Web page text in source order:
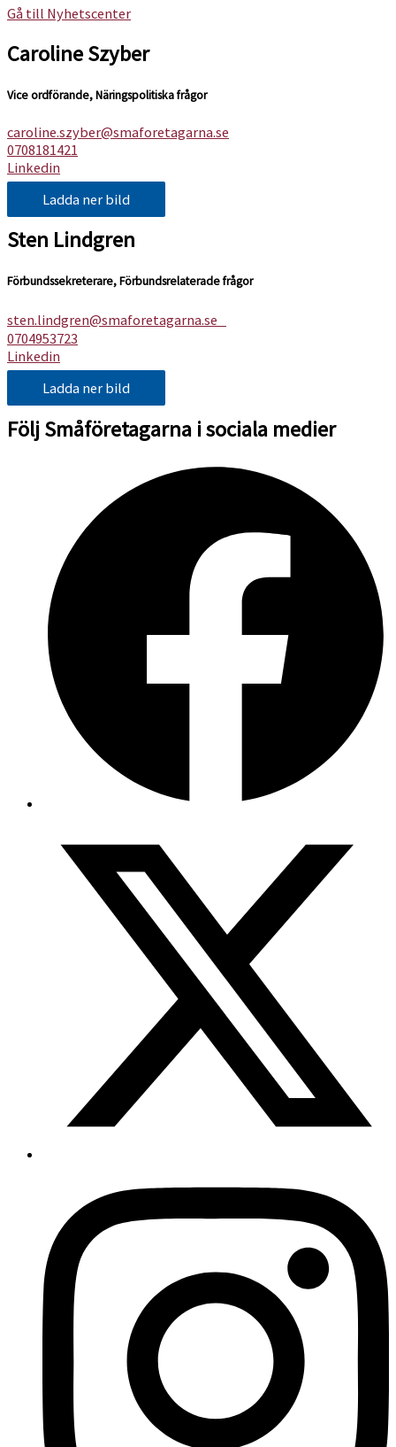
Gå till Nyhetscenter
Caroline Szyber
Vice ordförande, Näringspolitiska frågor
caroline.szyber@smaforetagarna.se
0708181421
Linkedin
Ladda ner bild
Sten Lindgren
Förbundssekreterare, Förbundsrelaterade frågor
sten.lindgren@smaforetagarna.se
0704953723
Linkedin
Ladda ner bild
Följ Småföretagarna i sociala medier